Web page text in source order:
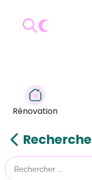
Rénovation
Recherche